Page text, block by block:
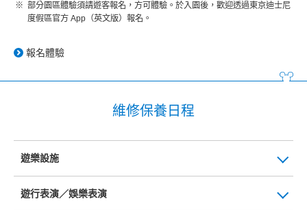
部分園區體驗須請遊客報名，方可體驗。於入園後，歡迎透過東京迪士尼
度假區官方 App（英文版）報名。
報名體驗
維修保養日程
遊樂設施
遊行表演／娛樂表演